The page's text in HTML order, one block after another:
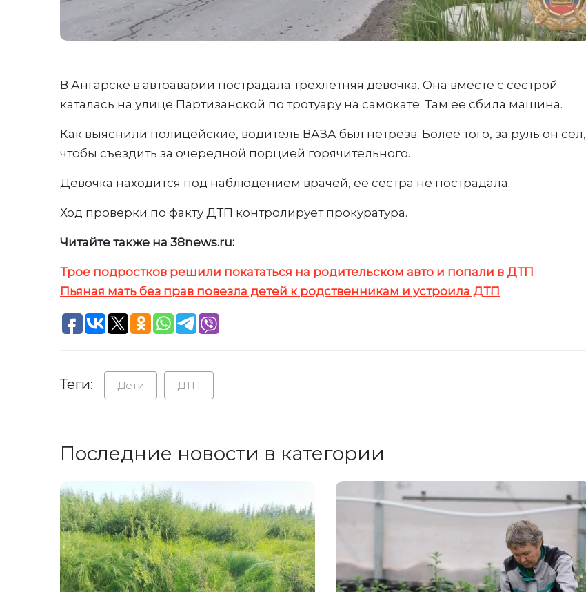
В Ангарске в автоаварии пострадала трехлетняя девочка. Она вместе с сестрой
каталась на улице Партизанской по тротуару на самокате. Там ее сбила машина.
Как выяснили полицейские, водитель ВАЗА был нетрезв. Более того, за руль он сел,
чтобы съездить за очередной порцией горячительного.
Девочка находится под наблюдением врачей, её сестра не пострадала.
Ход проверки по факту ДТП контролирует прокуратура.
Читайте также на 38news.ru:
Трое подростков решили покататься на родительском авто и попали в ДТП
Пьяная мать без прав повезла детей к родственникам и устроила ДТП
Теги: Дети ДТП
Последние новости в категории